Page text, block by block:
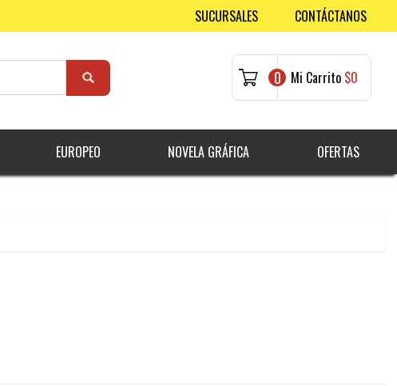
SUCURSALES CONTÁCTANOS
0 Mi Carrito $0
EUROPEO NOVELA GRÁFICA OFERTAS